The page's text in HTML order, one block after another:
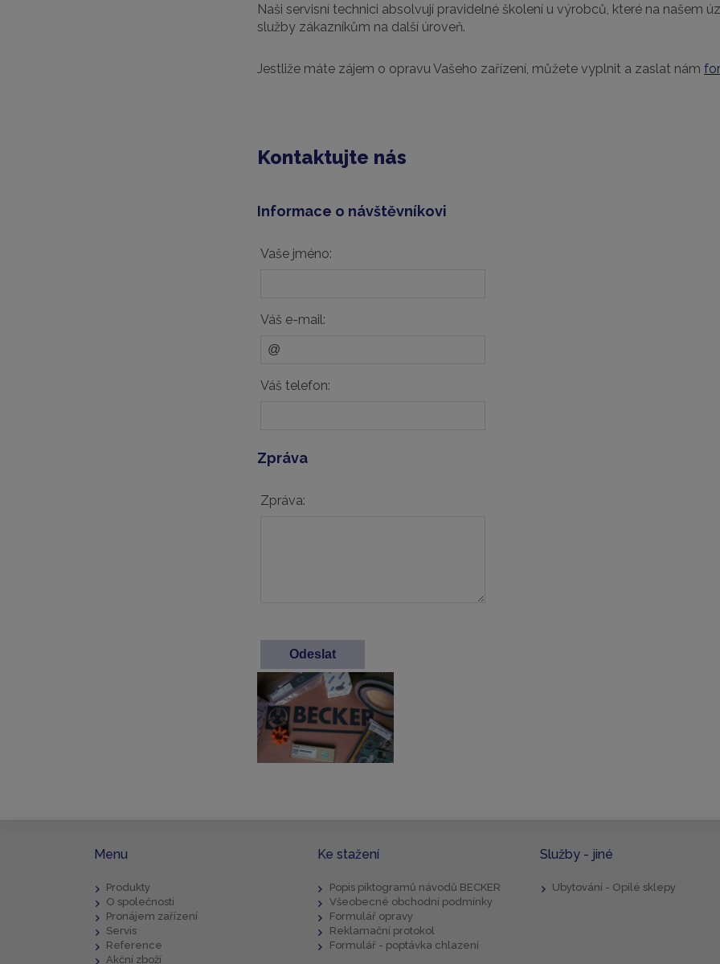
Naši servisní technici absolvují pravidelné školení u výrobců, které na našem
služby zákazníkům na další úroveň.
Jestliže máte zájem o opravu Vašeho zařízení, můžete vyplnit a zaslat nám
Kontaktujte nás
Informace o návštěvníkovi
Vaše jméno:
Váš e-mail:
Váš telefon:
Zpráva
Zpráva:
Menu
Produkty
O společnosti
Pronájem zařízení
Servis
Reference
Akční zboží
Ke stažení
Popis piktogramů návodů BECKER
Všeobecné obchodní podmínky
Formulář opravy
Reklamační protokol
Formulář - poptávka chlazení
Služby - jiné
Ubytování - Opilé sklepy